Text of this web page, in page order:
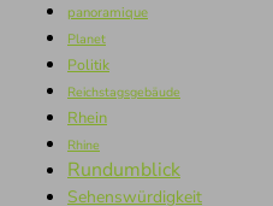
panoramique
Planet
Politik
Reichstagsgebäude
Rhein
Rhine
Rundumblick
Sehenswürdigkeit